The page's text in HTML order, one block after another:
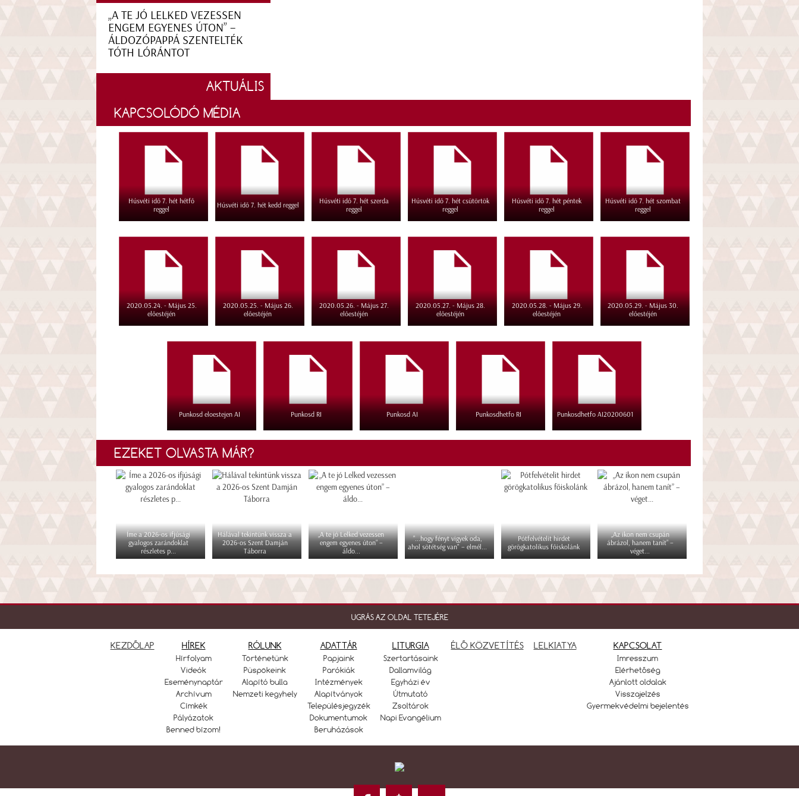
„A TE JÓ LELKED VEZESSEN
ENGEM EGYENES ÚTON” –
ÁLDOZÓPAPPÁ SZENTELTÉK
TÓTH LÓRÁNTOT
AKTUÁLIS
KAPCSOLÓDÓ MÉDIA
Húsvéti idő 7. hét hétfő
reggel
Húsvéti idő 7. hét kedd reggel
Húsvéti idő 7. hét szerda
reggel
Húsvéti idő 7. hét csütörtök
reggel
Húsvéti idő 7. hét péntek
reggel
Húsvéti idő 7. hét szombat
reggel
2020.05.24. - Május 25.
előestéjén
2020.05.25. - Május 26.
előestéjén
2020.05.26. - Május 27.
előestéjén
2020.05.27. - Május 28.
előestéjén
2020.05.28. - Május 29.
előestéjén
2020.05.29. - Május 30.
előestéjén
Punkosd eloestejen AI Punkosd RI Punkosd AI Punkosdhetfo RI Punkosdhetfo AI20200601
EZEKET OLVASTA MÁR?
Íme a 2026-os ifjúsági
gyalogos zarándoklat
részletes p...
Hálával tekintünk vissza a
2026-os Szent Damján
Táborra
„A te jó Lelked vezessen
engem egyenes úton” –
áldo...
"...hogy fényt vigyek oda,
ahol sötétség van" – elmél...
Pótfelvételit hirdet
görögkatolikus főiskolánk
„Az ikon nem csupán
ábrázol, hanem tanít” –
véget...
UGRÁS AZ OLDAL TETEJÉRE
KEZDŐLAP HÍREK
Hírfolyam
Videók
Eseménynaptár
Archívum
Címkék
Pályázatok
Benned bízom!
RÓLUNK
Történetünk
Püspökeink
Alapító bulla
Nemzeti kegyhely
ADATTÁR
Papjaink
Parókiák
Intézmények
Alapítványok
Településjegyzék
Dokumentumok
Beruházások
LITURGIA
Szertartásaink
Dallamvilág
Egyházi év
Útmutató
Zsoltárok
Napi Evangélium
ÉLŐ KÖZVETÍTÉS LELKIATYA KAPCSOLAT
Imresszum
Elérhetőség
Ajánlott oldalak
Visszajelzés
Gyermekvédelmi bejelentés